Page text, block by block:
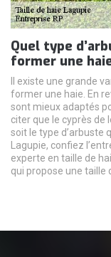
Quel type
former une
Il existe une grande
former une haie. En
sont mieux adaptés
citer que le cyprès de
soit le type d’arbuste
Lagupie, confiez
experte en taille de
qui propose une taille